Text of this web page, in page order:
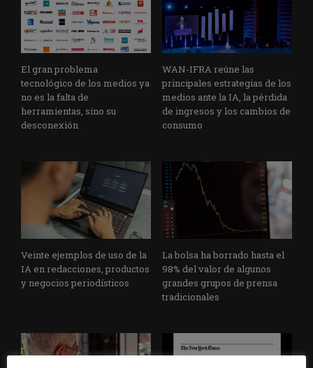
El gran problema
tecnológico de los medios ya
no es la falta de
herramientas, sino su
desconexión
WAN-IFRA reúne las
principales estrategias de los
medios ante la IA, la pérdida
de ingresos y los cambios de
consumo
Veinte ejemplos de uso de la
IA en redacciones, productos
y negocios periodísticos
La bolsa ha borrado hasta el
98% del valor de algunos
grandes grupos de prensa
tradicionales